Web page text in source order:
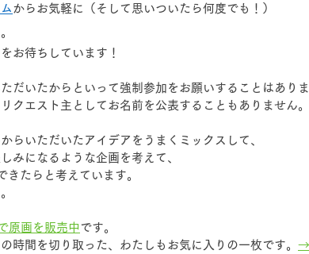
からお気軽に（そして思いついたら何度でも！）
お待ちしています！
だいたからといって強制参加をお願いすることはありま
クエスト主としてお名前を公表することもありません。
らいただいたアイデアをうまくミックスして、
みになるような企画を考えて、
たらと考えています。
原画を販売中 です。
時間を切り取った、わたしもお気に入りの一枚です。 →